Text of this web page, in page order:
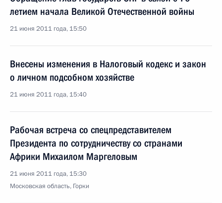
летием начала Великой Отечественной войны
21 июня 2011 года, 15:50
Внесены изменения в Налоговый кодекс и закон
о личном подсобном хозяйстве
21 июня 2011 года, 15:40
Рабочая встреча со спецпредставителем
Президента по сотрудничеству со странами
Африки Михаилом Маргеловым
21 июня 2011 года, 15:30
Московская область, Горки